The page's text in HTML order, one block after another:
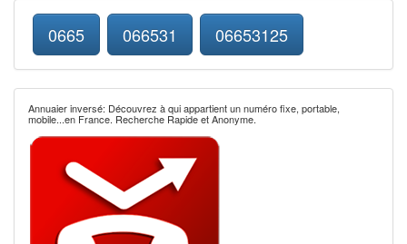
0665 066531 06653125
Annuaier inversé: Découvrez à qui appartient un numéro fixe, portable,
mobile...en France. Recherche Rapide et Anonyme.